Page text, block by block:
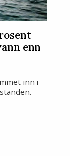
enn
inn i